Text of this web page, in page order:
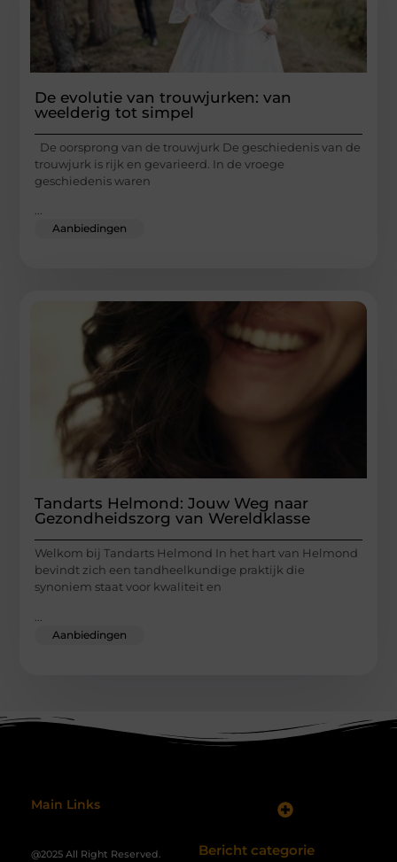
De evolutie van trouwjurken: van
weelderig tot simpel
De oorsprong van de trouwjurk De geschiedenis van de
trouwjurk is rijk en gevarieerd. In de vroege
geschiedenis waren
...
Aanbiedingen
Tandarts Helmond: Jouw Weg naar
Gezondheidszorg van Wereldklasse
Welkom bij Tandarts Helmond In het hart van Helmond
bevindt zich een tandheelkundige praktijk die
synoniem staat voor kwaliteit en
Aanbiedingen
Main Links
@2025 All Right Reserved.
Bericht categorie